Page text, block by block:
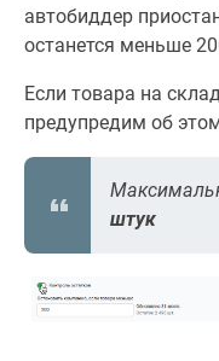
автобиддер
останется меньше
Если товара на
предупредим об
штук